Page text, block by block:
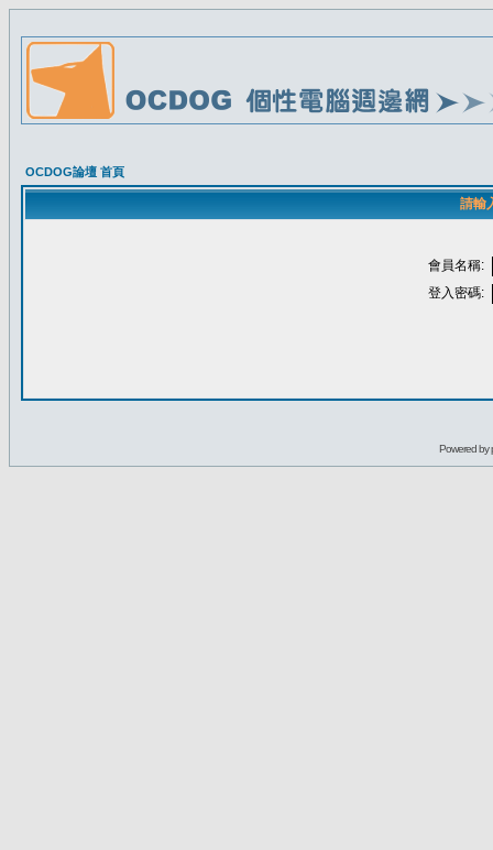
OCDOG論壇 首頁
請輸
會員名稱:
登入密碼:
Powered by